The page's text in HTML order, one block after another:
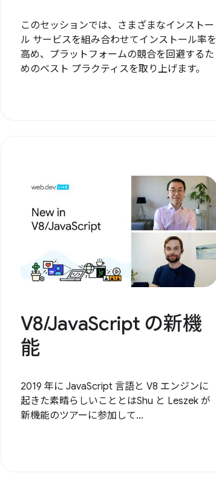
このセッションでは、さまざまなインストー
ル サービスを組み合わせてインストール率を
高め、プラットフォームの競合を回避するた
めのベスト プラクティスを取り上げます。
V8/JavaScript の新機
能
2019 年に JavaScript 言語と V8 エンジンに
起きた素晴らしいこととはShu と Leszek が
新機能のツアーに参加して...